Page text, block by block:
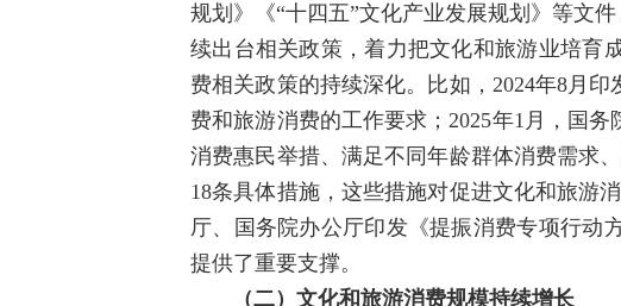
规划》《“十四五”文化产业发展规划》等文
续出台相关政策，着力把文化和旅游业培育
费相关政策的持续深化。比如，2024年8月
费和旅游消费的工作要求；2025年1月，国
消费惠民举措、满足不同年龄群体消费需求
18条具体措施，这些措施对促进文化和旅游
厅、国务院办公厅印发《提振消费专项行动
提供了重要支撑。
（二）文化和旅游消费规模持续增长